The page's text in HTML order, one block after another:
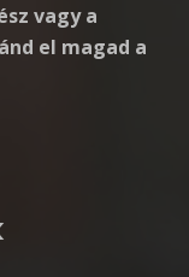
vagy a
el magad a